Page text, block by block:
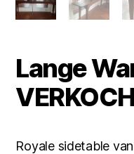
Lange
Royale sidetable